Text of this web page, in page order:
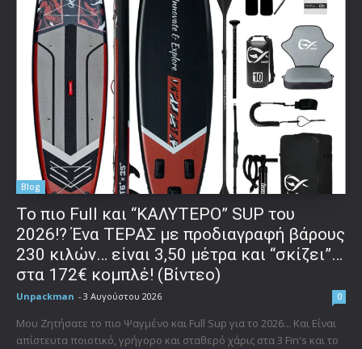
Blog
To πιο Full και “ΚΑΛΥΤΕΡΟ” SUP του
2026!? Ένα ΤΕΡΑΣ με προδιαγραφή βάρους
230 κιλών… είναι 3,50 μέτρα και “σκίζει”…
στα 172€ κομπλέ! (Βίντεο)
Unpackman - 3 Αυγούστου 2026 0
Μου Ζητήσατε το πιο Ψαγμένο και Full Sup για το 2026... Και Είναι
απίστευτα ποιοτικό, γρήγορο και σταθερό χάρις στα 3 Fin's και το